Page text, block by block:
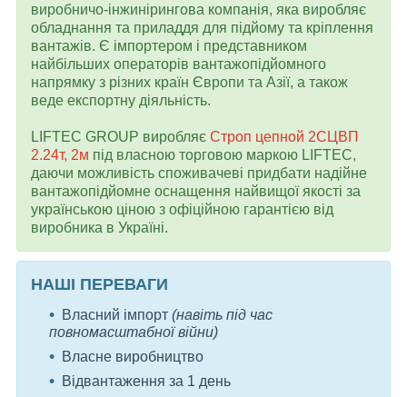
виробничо-інжинірингова компанія, яка виробляє
обладнання та приладдя для підйому та кріплення
вантажів. Є імпортером і представником
найбільших операторів вантажопідйомного
напрямку з різних країн Європи та Азії, а також
веде експортну діяльність.
LIFTEC GROUP виробляє Строп цепной 2СЦВП
2.24т, 2м під власною торговою маркою LIFTEC,
даючи можливість споживачеві придбати надійне
вантажопідйомне оснащення найвищої якості за
українською ціною з офіційною гарантією від
виробника в Україні.
НАШІ ПЕРЕВАГИ
Власний імпорт (навіть під час
повномасштабної війни)
Власне виробництво
Відвантаження за 1 день